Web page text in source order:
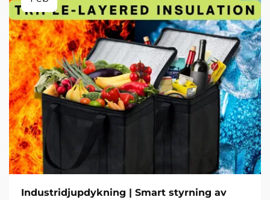
Industridjupdykning | Smart styrning av